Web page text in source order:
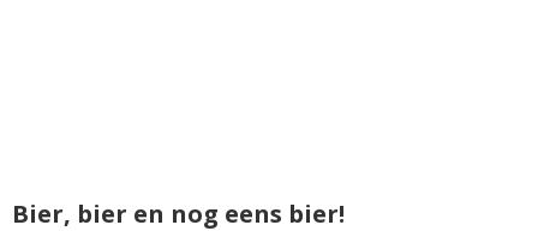
Bier, bier en nog eens bier!